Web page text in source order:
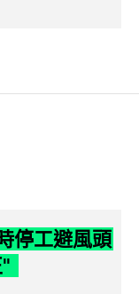
停工避風頭